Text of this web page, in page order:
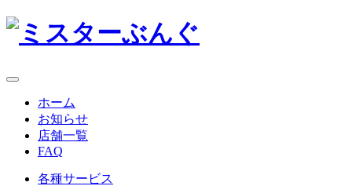
ホーム
お知らせ
店舗一覧
FAQ
各種サービス